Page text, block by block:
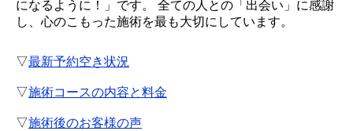
になるように！」です。 全ての人との「出会い」に感謝
し、心のこもった施術を最も大切にしています。
▽最新予約空き状況
▽施術コースの内容と料金
▽施術後のお客様の声